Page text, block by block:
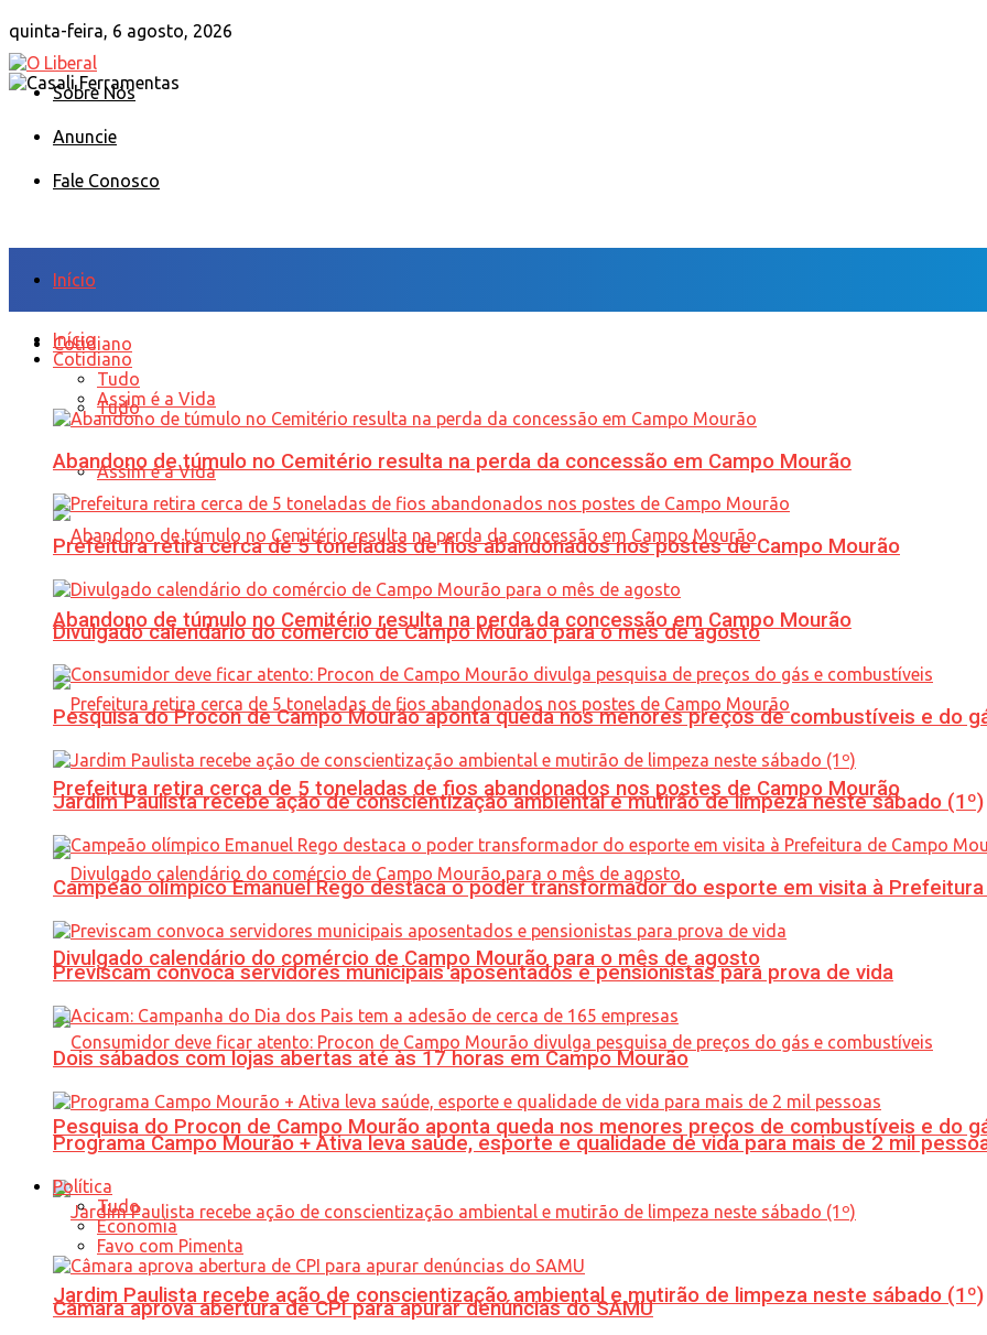
quinta-feira, 6 agosto, 2026
Sobre Nós
Anuncie
Fale Conosco
Início
Cotidiano
Tudo
Assim é a Vida
Abandono de túmulo no Cemitério resulta na perda da concessão em Campo Mourão
Prefeitura retira cerca de 5 toneladas de fios abandonados nos postes de Campo Mourão
Divulgado calendário do comércio de Campo Mourão para o mês de agosto
Pesquisa do Procon de Campo Mourão aponta queda nos menores preços de combustíveis e do
Jardim Paulista recebe ação de conscientização ambiental e mutirão de limpeza neste sábado (1º)
Início
Cotidiano
Tudo
Assim é a Vida
Abandono de túmulo no Cemitério resulta na perda da concessão em Campo Mourão
Prefeitura retira cerca de 5 toneladas de fios abandonados nos postes de Campo Mourão
Divulgado calendário do comércio de Campo Mourão para o mês de agosto
Pesquisa do Procon de Campo Mourão aponta queda nos menores preços de combustíveis e do
Jardim Paulista recebe ação de conscientização ambiental e mutirão de limpeza neste sábado (1º)
Campeão olímpico Emanuel Rego destaca o poder transformador do esporte em visita à
Previscam convoca servidores municipais aposentados e pensionistas para prova de vida
Dois sábados com lojas abertas até às 17 horas em Campo Mourão
Programa Campo Mourão + Ativa leva saúde, esporte e qualidade de vida para mais de 2 mil
Política
Tudo
Economia
Favo com Pimenta
Câmara aprova abertura de CPI para apurar denúncias do SAMU